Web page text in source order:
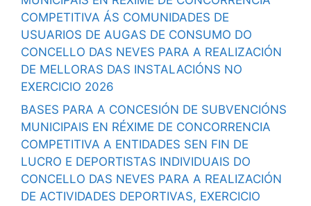
COMPETITIVA ÁS COMUNIDADES DE
USUARIOS DE AUGAS DE CONSUMO DO
CONCELLO DAS NEVES PARA A REALIZACIÓN
DE MELLORAS DAS INSTALACIÓNS NO
EXERCICIO 2026
BASES PARA A CONCESIÓN DE SUBVENCIÓNS
MUNICIPAIS EN RÉXIME DE CONCORRENCIA
COMPETITIVA A ENTIDADES SEN FIN DE
LUCRO E DEPORTISTAS INDIVIDUAIS DO
CONCELLO DAS NEVES PARA A REALIZACIÓN
DE ACTIVIDADES DEPORTIVAS, EXERCICIO